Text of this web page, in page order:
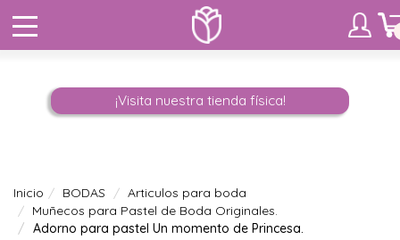
¡Visita nuestra tienda física!
Inicio BODAS
Articulos para boda
Muñecos para Pastel de Boda Originales.
Adorno para pastel Un momento de Princesa.